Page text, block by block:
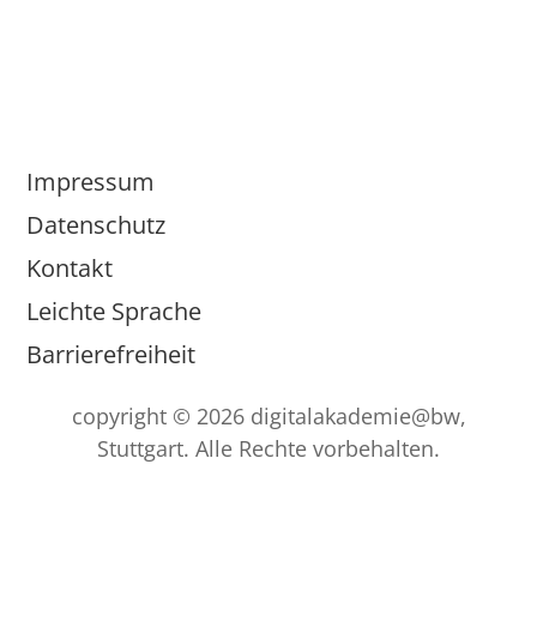
Impressum
Datenschutz
Kontakt
Leichte Sprache
Barrierefreiheit
copyright © 2026 digitalakademie@bw,
Stuttgart. Alle Rechte vorbehalten.